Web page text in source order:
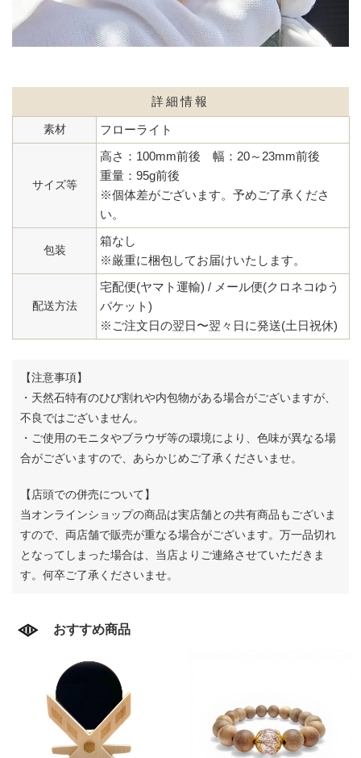
詳細情報
素材 フローライト
サイズ等
高さ：100mm前後 幅：20～23mm前後
重量：95g前後
※個体差がございます。予めご了承くださ
い。
包装
箱なし
※厳重に梱包してお届けいたします。
配送方法
宅配便(ヤマト運輸) / メール便(クロネコゆう
パケット)
※ご注文日の翌日〜翌々日に発送(土日祝休)
【注意事項】
・天然石特有のひび割れや内包物がある場合がございますが、
不良ではございません。
・ご使用のモニタやブラウザ等の環境により、色味が異なる場
合がございますので、あらかじめご了承くださいませ。
【店頭での併売について】
当オンラインショップの商品は実店舗との共有商品もございま
すので、両店舗で販売が重なる場合がございます。 万一品切れ
となってしまった場合は、当店よりご連絡させていただきま
す。何卒ご了承くださいませ。
おすすめ商品